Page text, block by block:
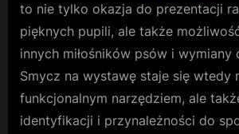
to nie tylko okazja do prezentacji
pięknych pupili, ale także
innych miłośników psów i wymiany
Smycz na wystawę staje się wtedy
funkcjonalnym narzędziem, ale
identyfikacji i przynależności do